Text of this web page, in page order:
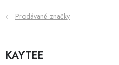
Zahrada
Prodávané značky
KAYTEE